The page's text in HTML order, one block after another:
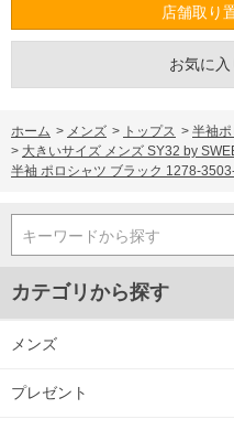
店舗取り
お気に
ホーム > メンズ > トップス > 半袖
> 大きいサイズ メンズ SY32 by
半袖 ポロシャツ ブラック 1278-
キーワードから探す
カテゴリから探す
メンズ
プレゼント